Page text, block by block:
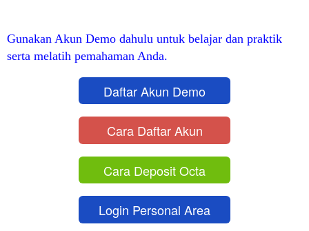
Gunakan Akun Demo dahulu untuk belajar dan praktik
serta melatih pemahaman Anda.
Daftar Akun Demo
Cara Daftar Akun
Cara Deposit Octa
Login Personal Area